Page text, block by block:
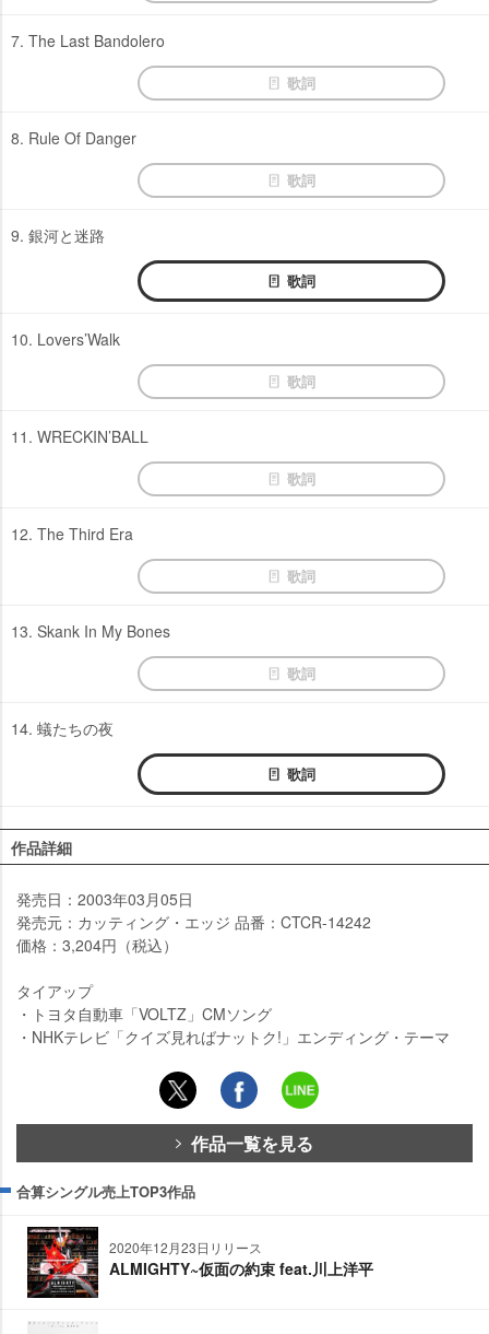
7. The Last Bandolero
歌詞
8. Rule Of Danger
歌詞
9. 銀河と迷路
歌詞
10. Lovers’Walk
歌詞
11. WRECKIN’BALL
歌詞
12. The Third Era
歌詞
13. Skank In My Bones
歌詞
14. 蟻たちの夜
歌詞
作品詳細
発売日：2003年03月05日
発売元：カッティング・エッジ 品番：CTCR-14242
価格：3,204円（税込）
タイアップ
・トヨタ自動車「VOLTZ」CMソング
・NHKテレビ「クイズ見ればナットク!」エンディング・テーマ
作品一覧を見る
合算シングル売上TOP3作品
2020年12月23日リリース
ALMIGHTY~仮面の約束 feat.川上洋平